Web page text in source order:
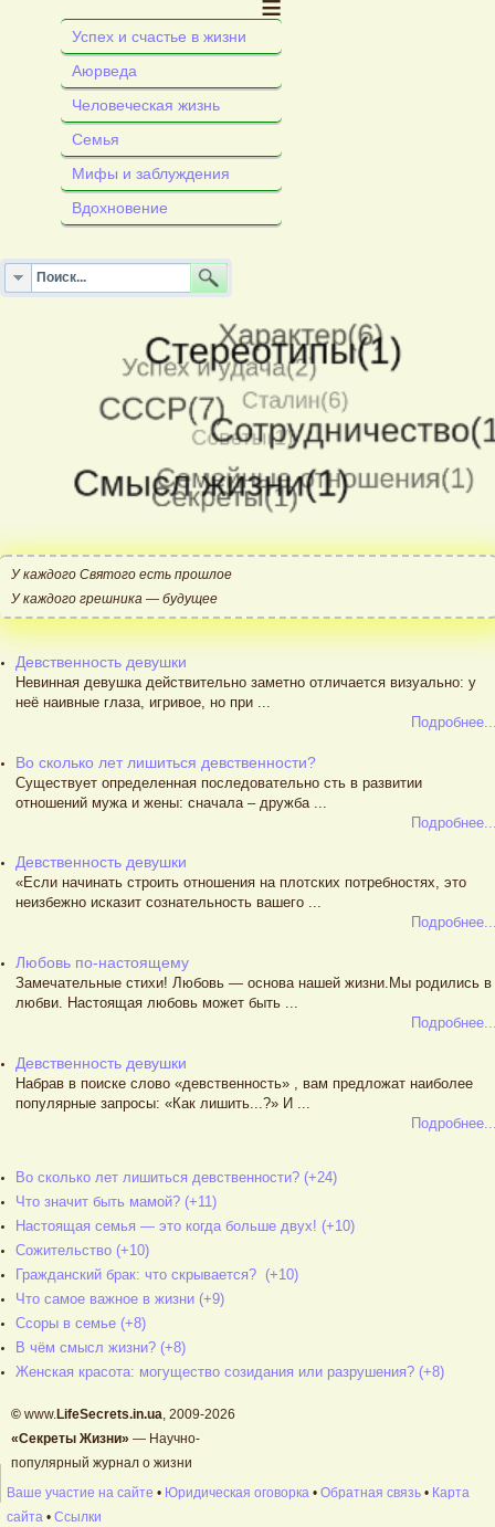
Успех и счастье в жизни
Аюрведа
Человеческая жизнь
Семья
Мифы и заблуждения
Вдохновение
У каждого Святого есть прошлое
У каждого грешника — будущее
Девственность девушки
Невинная девушка действительно заметно отличается визуально: у
неё наивные глаза, игривое, но при ...
Во сколько лет лишиться девственности?
Существует определенная последовательно сть в развитии
отношений мужа и жены: сначала – дружба ...
Девственность девушки
«Если начинать строить отношения на плотских потребностях, это
неизбежно исказит сознательность вашего ...
Любовь по-настоящему
Замечательные стихи! Любовь — основа нашей жизни.Мы родились в
любви. Настоящая любовь может быть ...
Девственность девушки
Набрав в поиске слово «девственность» , вам предложат наиболее
популярные запросы: «Как лишить...?» И ...
Во сколько лет лишиться девственности? (+24)
Что значит быть мамой? (+11)
Настоящая семья — это когда больше двух! (+10)
Сожительство (+10)
Гражданский брак: что скрывается? (+10)
Что самое важное в жизни (+9)
Ссоры в семье (+8)
В чём смысл жизни? (+8)
Женская красота: могущество созидания или разрушения? (+8)
© www.LifeSecrets.in.ua, 2009-2026
«Секреты Жизни» — Научно-
популярный журнал о жизни
Ваше участие на сайте • Юридическая оговорка • Обратная связь • Карта
сайта • Ссылки